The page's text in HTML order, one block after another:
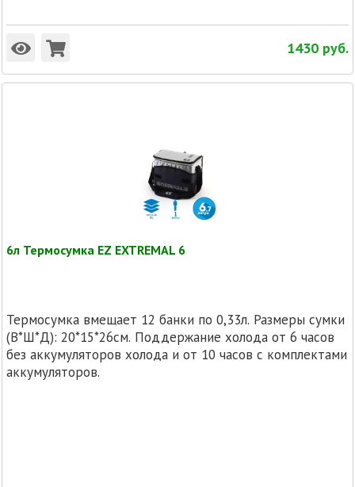
1430 руб.
6л Термосумка EZ EXTREMAL 6
Термосумка вмещает 12 банки по 0,33л. Размеры сумки
(В*Ш*Д): 20*15*26см. Поддержание холода от 6 часов
без аккумуляторов холода и от 10 часов с комплектами
аккумуляторов.